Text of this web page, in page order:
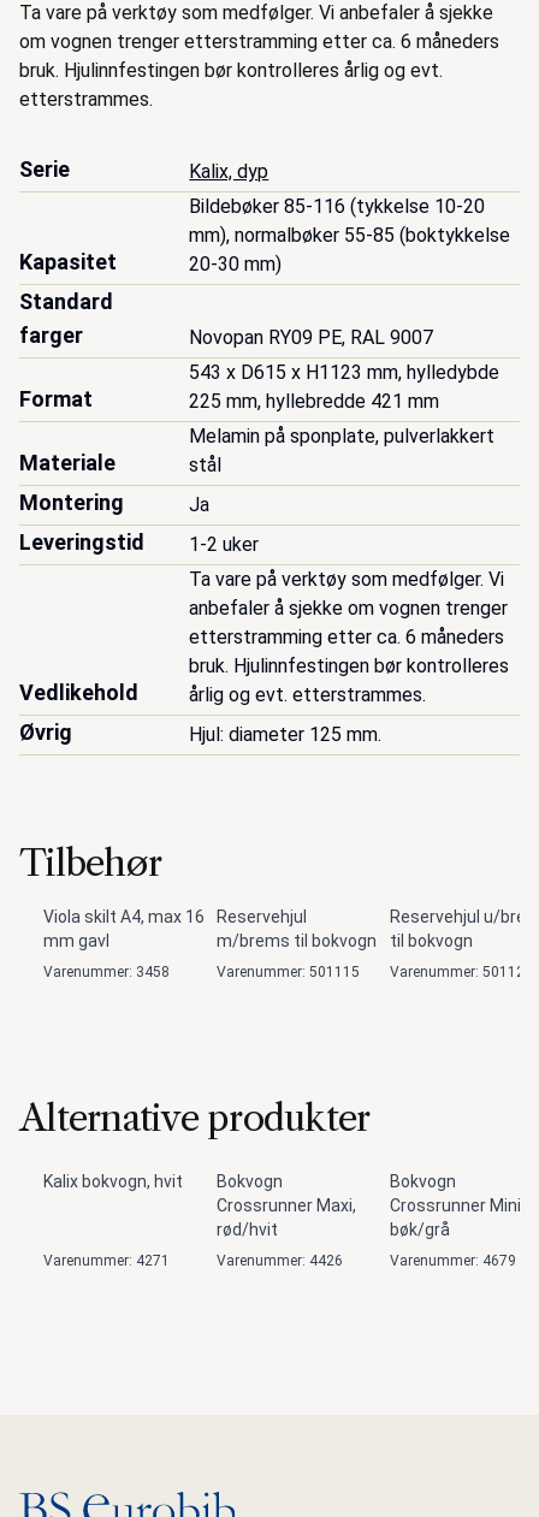
Ta vare på verktøy som medfølger. Vi anbefaler å sjekke
om vognen trenger etterstramming etter ca. 6 måneders
bruk. Hjulinnfestingen bør kontrolleres årlig og evt.
etterstrammes.
Serie Kalix, dyp
Kapasitet
Bildebøker 85-116 (tykkelse 10-20
mm), normalbøker 55-85 (boktykkelse
20-30 mm)
Standard
farger
Novopan RY09 PE, RAL 9007
Format
543 x D615 x H1123 mm, hylledybde
225 mm, hyllebredde 421 mm
Materiale
Melamin på sponplate, pulverlakkert
stål
Montering Ja
Leveringstid 1-2 uker
Vedlikehold
Ta vare på verktøy som medfølger. Vi
anbefaler å sjekke om vognen trenger
etterstramming etter ca. 6 måneders
bruk. Hjulinnfestingen bør kontrolleres
årlig og evt. etterstrammes.
Øvrig Hjul: diameter 125 mm.
Tilbehør
Viola skilt A4, max 16
mm gavl
Varenummer: 3458
Reservehjul
m/brems til bokvogn
Varenummer: 501115
Reservehjul u/
til bokvogn
Varenummer: 501120
Alternative produkter
Kalix bokvogn, hvit
Varenummer: 4271
Bokvogn
Crossrunner Maxi,
rød/hvit
Varenummer: 4426
Bokvogn
Crossrunner Mini,
bøk/grå
Varenummer: 4679
Gå til hovedsiden